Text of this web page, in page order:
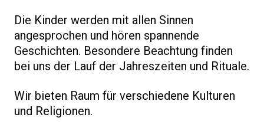
Die Kinder werden mit allen Sinnen
angesprochen und hören spannende
Geschichten. Besondere Beachtung finden
bei uns der Lauf der Jahreszeiten und Rituale.
Wir bieten Raum für verschiedene Kulturen
und Religionen.